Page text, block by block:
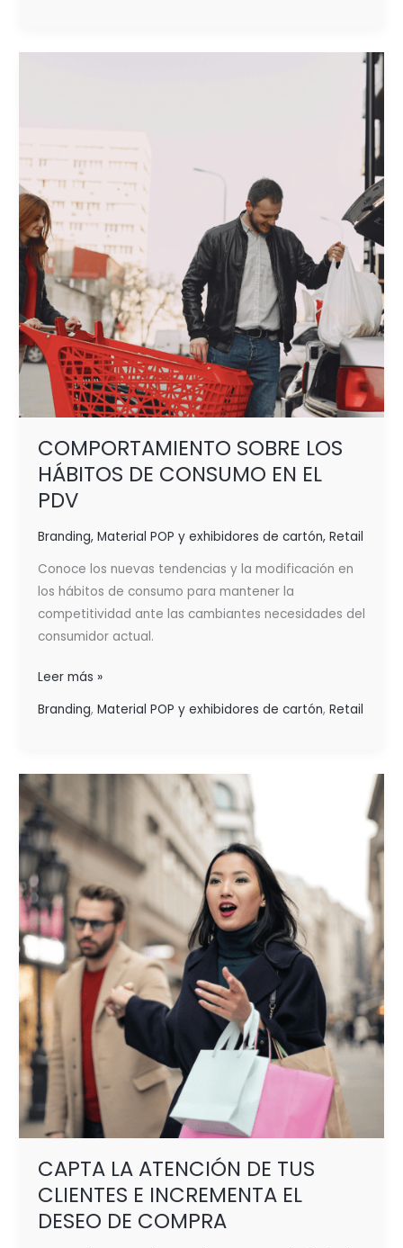
COMPORTAMIENTO SOBRE LOS
HÁBITOS DE CONSUMO EN EL
PDV
Branding, Material POP y exhibidores de cartón, Retail
Conoce los nuevas tendencias y la modificación en
los hábitos de consumo para mantener la
competitividad ante las cambiantes necesidades del
consumidor actual.
CONSUMO
EN
EL
PDV
Leer más »
Branding, Material POP y exhibidores de cartón, Retail
CAPTA LA ATENCIÓN DE TUS
CLIENTES E INCREMENTA EL
DESEO DE COMPRA
CAPTA
LA
ATENCIÓN
DE
TUS
CLIENTES
E
INCREMENTA
EL
DESEO
DE
COMPRA